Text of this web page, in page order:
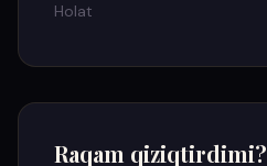
Holat
Raqam qiziqtirdimi?